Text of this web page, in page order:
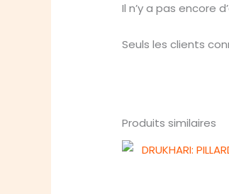
Il n’y a pas encore
Seuls les clients
Produits similaires